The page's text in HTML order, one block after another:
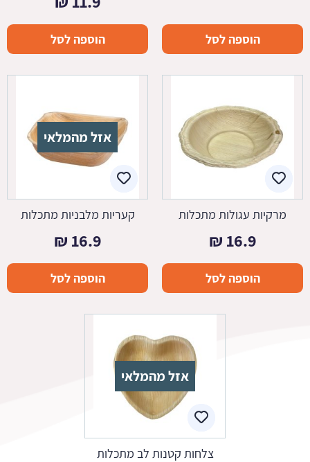
הוספה לסל הוספה לסל
מרקיות עגולות מתכלות
16.9
₪
הוספה לסל
אזל מהמלאי
קעריות מלבניות מתכלות
16.9
₪
הוספה לסל
אזל מהמלאי
צלחות קטנות לב מתכלות